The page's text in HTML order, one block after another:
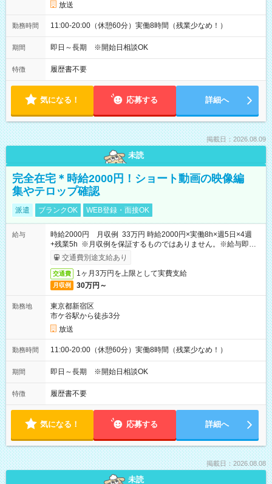
放送
勤務時間 11:00-20:00（休憩60分）実働8時間（残業少なめ！）
期間 即日～長期 ※開始日相談OK
特徴 履歴書不要
気になる！ 応募する 詳細へ
掲載日：2026.08.09
未読
完全在宅＊時給2000円！ショート動画の映像編
集やテロップ確認
派遣 ブランクOK WEB登録・面接OK
給与
時給2000円 月収例 33万円 時給2000円×実働8h×週5日×4週
+残業5h ※月収例を保証するものではありません。※給与即受
取りサービス利用可（利用条件有）
交通費別途支給あり
交通費 1ヶ月3万円を上限として実費支給
月収例 30万円～
勤務地
東京都新宿区
市ケ谷駅から徒歩3分
放送
勤務時間 11:00-20:00（休憩60分）実働8時間（残業少なめ！）
期間 即日～長期 ※開始日相談OK
特徴 履歴書不要
気になる！ 応募する 詳細へ
掲載日：2026.08.08
未読